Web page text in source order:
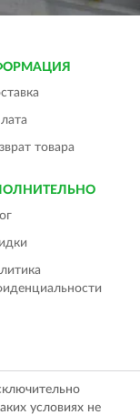
товара
условиях не